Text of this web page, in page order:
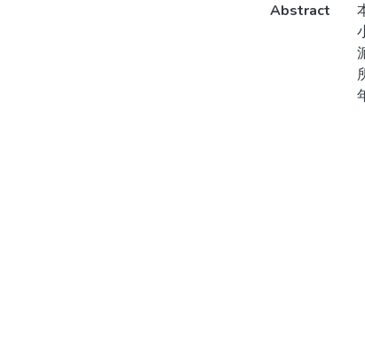
Abstract